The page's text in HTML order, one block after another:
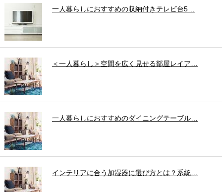
一人暮らしにおすすめの収納付きテレビ台5…
＜一人暮らし＞空間を広く見せる部屋レイア…
一人暮らしにおすすめのダイニングテーブル…
インテリアに合う加湿器に選び方とは？系統…